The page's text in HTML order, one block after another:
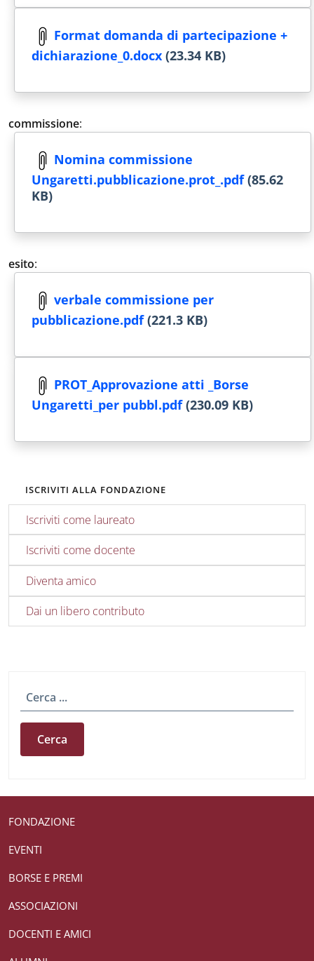
Format domanda di partecipazione +
dichiarazione_0.docx (23.34 KB)
commissione:
Nomina commissione
Ungaretti.pubblicazione.prot_.pdf(85.62
KB)
esito:
verbale commissione per
pubblicazione.pdf(221.3 KB)
PROT_Approvazione atti _Borse
Ungaretti_per pubbl.pdf(230.09 KB)
ISCRIVITI ALLA FONDAZIONE
Iscriviti come laureato
Iscriviti come docente
Diventa amico
Dai un libero contributo
Cerca
FONDAZIONE
EVENTI
BORSE E PREMI
ASSOCIAZIONI
DOCENTI E AMICI